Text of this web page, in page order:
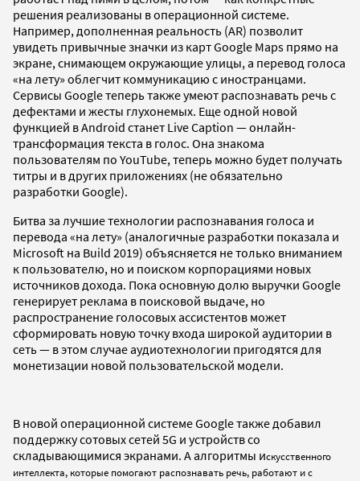
решения реализованы в операционной системе.
Например, дополненная реальность (AR) позволит
увидеть привычные значки из карт Google Maps прямо на
экране, снимающем окружающие улицы, а перевод голоса
«на лету» облегчит коммуникацию с иностранцами.
Сервисы Google теперь также умеют распознавать речь с
дефектами и жесты глухонемых. Еще одной новой
функцией в Android станет Live Caption — онлайн-
трансформация текста в голос. Она знакома
пользователям по YouTube, теперь можно будет получать
титры и в других приложениях (не обязательно
разработки Google).
Битва за лучшие технологии распознавания голоса и
перевода «на лету» (аналогичные разработки показала и
Microsoft на Build 2019) объясняется не только вниманием
к пользователю, но и поиском корпорациями новых
источников дохода. Пока основную долю выручки Google
генерирует реклама в поисковой выдаче, но
распространение голосовых ассистентов может
сформировать новую точку входа широкой аудитории в
сеть — в этом случае аудиотехнологии пригодятся для
монетизации новой пользовательской модели.
В новой операционной системе Google также добавил
поддержку сотовых сетей 5G и устройств со
складывающимися экранами. А алгоритмы искусственного
интеллекта, которые помогают распознавать речь, работают и с